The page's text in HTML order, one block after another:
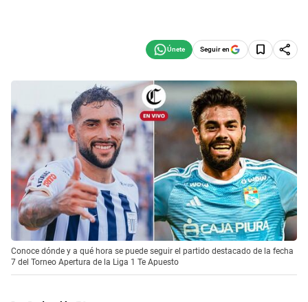
Seguir en
Conoce dónde y a qué hora se puede seguir el partido destacado de la fecha
7 del Torneo Apertura de la Liga 1 Te Apuesto